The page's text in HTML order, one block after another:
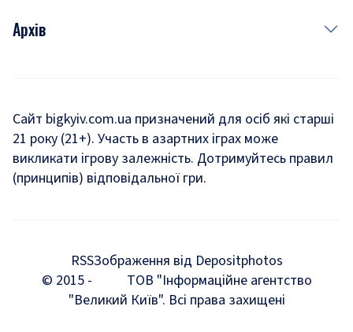
Архів
Комуналка
Хроніки війни
Мегаполіс
Київщина
Сайт bigkyiv.com.ua призначений для осіб які старші
21 року (21+). Участь в азартних іграх може
викликати ігрову залежність. Дотримуйтесь правил
(принципів) відповідальної гри.
RSSЗображення від Depositphotos
© 2015 -
ТОВ "Інформаційне агентство
"Великий Київ". Всі права захищені